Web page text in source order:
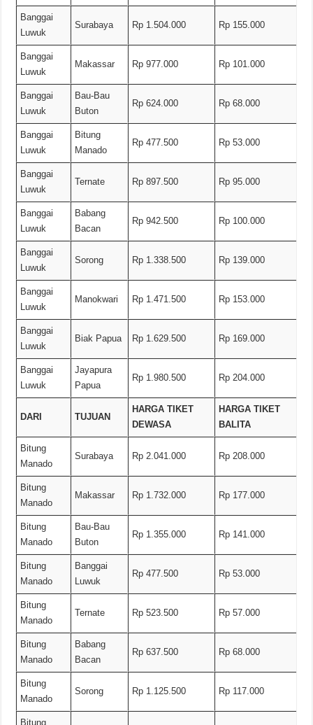
Banggai
Luwuk
Surabaya Rp 1.504.000 Rp 155.000
Banggai
Luwuk
Makassar Rp 977.000 Rp 101.000
Banggai
Luwuk
Bau-Bau
Buton
Rp 624.000 Rp 68.000
Banggai
Luwuk
Bitung
Manado
Rp 477.500 Rp 53.000
Banggai
Luwuk
Ternate Rp 897.500 Rp 95.000
Banggai
Luwuk
Babang
Bacan
Rp 942.500 Rp 100.000
Banggai
Luwuk
Sorong Rp 1.338.500 Rp 139.000
Banggai
Luwuk
Manokwari Rp 1.471.500 Rp 153.000
Banggai
Luwuk
Biak Papua Rp 1.629.500 Rp 169.000
Banggai
Luwuk
Jayapura
Papua
Rp 1.980.500 Rp 204.000
DARI TUJUAN
HARGA TIKET
DEWASA
HARGA TIKET
BALITA
Bitung
Manado
Surabaya Rp 2.041.000 Rp 208.000
Bitung
Manado
Makassar Rp 1.732.000 Rp 177.000
Bitung
Manado
Bau-Bau
Buton
Rp 1.355.000 Rp 141.000
Bitung
Manado
Banggai
Luwuk
Rp 477.500 Rp 53.000
Bitung
Manado
Ternate Rp 523.500 Rp 57.000
Bitung
Manado
Babang
Bacan
Rp 637.500 Rp 68.000
Bitung
Manado
Sorong Rp 1.125.500 Rp 117.000
Bitung